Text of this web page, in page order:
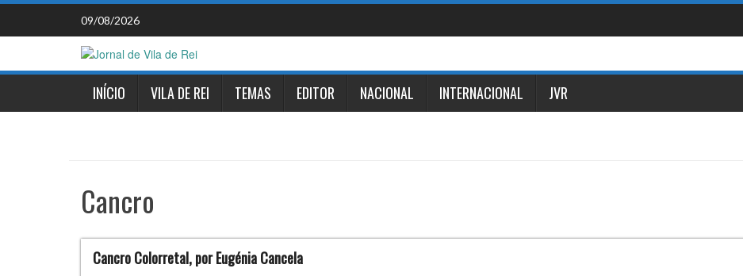
Skip
content
09/08/2026
INÍCIO VILA DE REI TEMAS EDITOR NACIONAL INTERNACIONAL JVR
Cancro
Cancro Colorretal, por Eugénia Cancela